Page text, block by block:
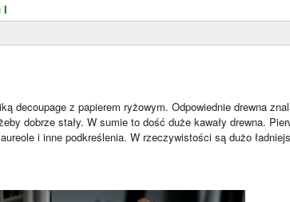
I
decoupage z papierem ryżowym. Odpowiednie drewna
dobrze stały. W sumie to dość duże kawały drewna.
i inne podkreślenia. W rzeczywistości są dużo